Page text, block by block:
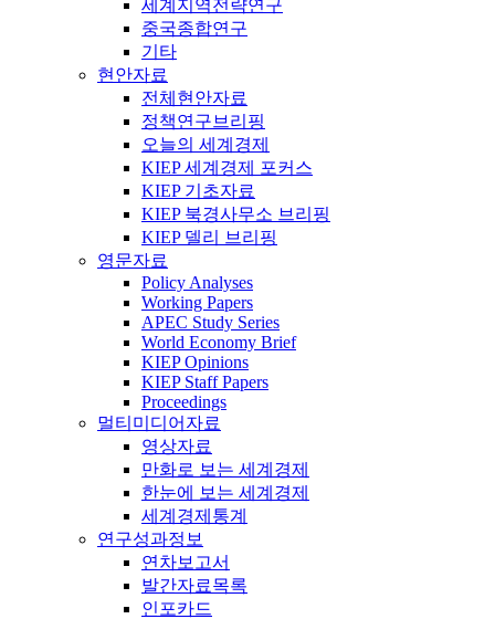
세계지역전략연구
중국종합연구
기타
현안자료
전체현안자료
정책연구브리핑
오늘의 세계경제
KIEP 세계경제 포커스
KIEP 기초자료
KIEP 북경사무소 브리핑
KIEP 델리 브리핑
영문자료
Policy Analyses
Working Papers
APEC Study Series
World Economy Brief
KIEP Opinions
KIEP Staff Papers
Proceedings
멀티미디어자료
영상자료
만화로 보는 세계경제
한눈에 보는 세계경제
세계경제통계
연구성과정보
연차보고서
발간자료목록
인포카드